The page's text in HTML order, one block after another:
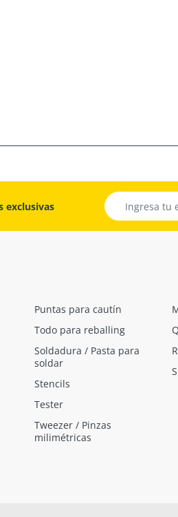
exclusivas
Puntas para cautín
Todo para reballing
Soldadura / Pasta para
soldar
Stencils
Tester
Tweezer / Pinzas
milimétricas